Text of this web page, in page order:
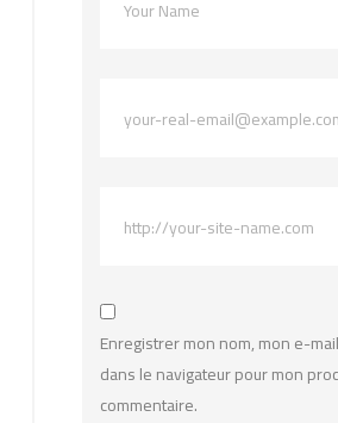
Enregistrer mon nom, mon e-
dans le navigateur pour mon
commentaire.